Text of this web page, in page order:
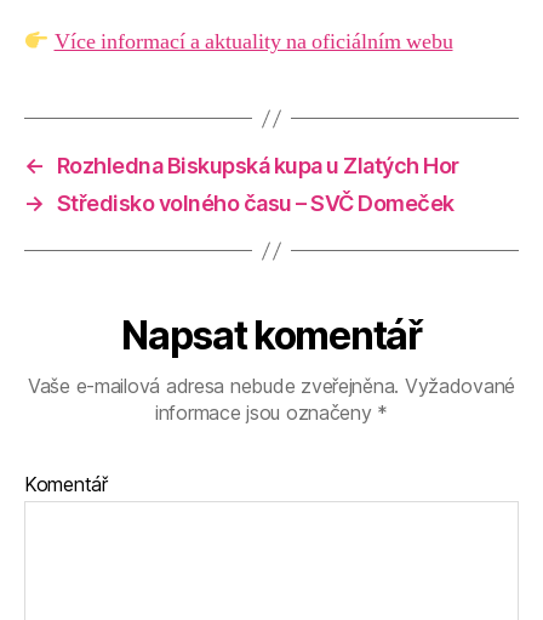
Více informací a aktuality na oficiálním webu
←
Rozhledna Biskupská kupa u Zlatých Hor
→ Středisko volného času – SVČ Domeček
Napsat komentář
Vaše e-mailová adresa nebude zveřejněna. Vyžadované
informace jsou označeny *
Komentář